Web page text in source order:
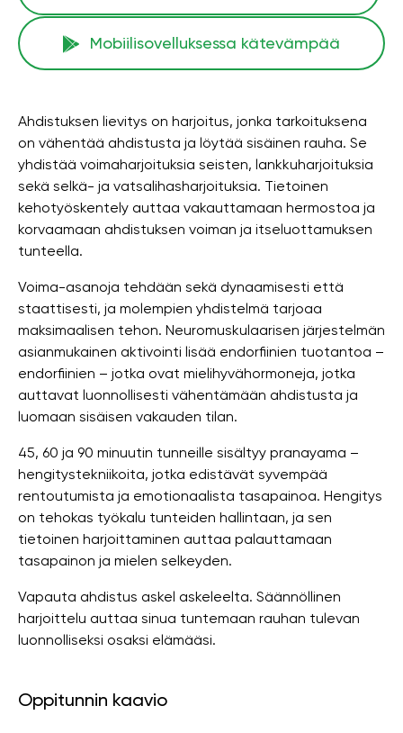
Mobiilisovelluksessa kätevämpää
Ahdistuksen lievitys on harjoitus, jonka tarkoituksena
on vähentää ahdistusta ja löytää sisäinen rauha. Se
yhdistää voimaharjoituksia seisten, lankkuharjoituksia
sekä selkä- ja vatsalihasharjoituksia. Tietoinen
kehotyöskentely auttaa vakauttamaan hermostoa ja
korvaamaan ahdistuksen voiman ja itseluottamuksen
tunteella.
Voima-asanoja tehdään sekä dynaamisesti että
staattisesti, ja molempien yhdistelmä tarjoaa
maksimaalisen tehon. Neuromuskulaarisen järjestelmän
asianmukainen aktivointi lisää endorfiinien tuotantoa –
endorfiinien – jotka ovat mielihyvähormoneja, jotka
auttavat luonnollisesti vähentämään ahdistusta ja
luomaan sisäisen vakauden tilan.
45, 60 ja 90 minuutin tunneille sisältyy pranayama –
hengitystekniikoita, jotka edistävät syvempää
rentoutumista ja emotionaalista tasapainoa. Hengitys
on tehokas työkalu tunteiden hallintaan, ja sen
tietoinen harjoittaminen auttaa palauttamaan
tasapainon ja mielen selkeyden.
Vapauta ahdistus askel askeleelta. Säännöllinen
harjoittelu auttaa sinua tuntemaan rauhan tulevan
luonnolliseksi osaksi elämääsi.
Oppitunnin kaavio